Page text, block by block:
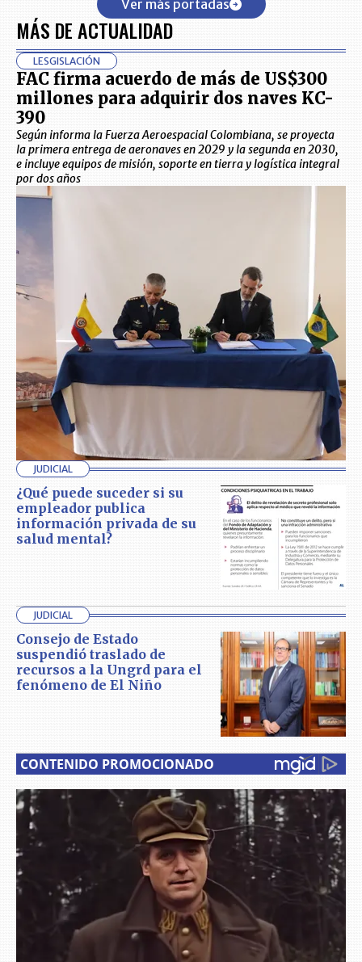
Ver más portadas
MÁS DE ACTUALIDAD
LESGISLACIÓN
FAC firma acuerdo de más de US$300
millones para adquirir dos naves KC-
390
Según informa la Fuerza Aeroespacial Colombiana, se proyecta
la primera entrega de aeronaves en 2029 y la segunda en 2030,
e incluye equipos de misión, soporte en tierra y logística integral
por dos años
JUDICIAL
¿Qué puede suceder si su
empleador publica
información privada de su
salud mental?
JUDICIAL
Consejo de Estado
suspendió traslado de
recursos a la Ungrd para el
fenómeno de El Niño